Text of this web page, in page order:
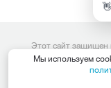
Мы используем
Этот сайт защищен
Данный интернет
характер и вся
определяемой